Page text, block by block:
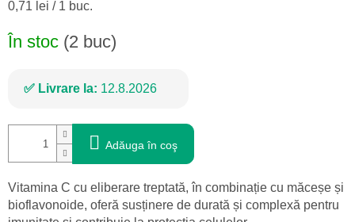
Evaluare
0,71 lei / 1 buc.
În stoc (2 buc)
Livrare la: 12.8.2026
Adăuga în coş
Vitamina C cu eliberare treptată, în combinație cu măceșe și
bioflavonoide, oferă susținere de durată și complexă pentru